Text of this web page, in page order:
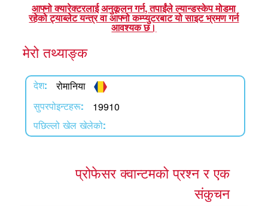
सुपरबुक बाइबल एप
आफ्नो क्यारेक्टरलाई अनुकूलन गर्न, तपाईंले ल्यान्डस्केप मोडमा
रहेको ट्याब्लेट यन्त्र वा आफ्नो कम्प्युटरबाट यो साइट भ्रमण गर्न
आवश्यक छ।
मेरो तथ्याङ्क
देश: रोमानिया
सुपरपोइन्टहरू: 19910
पछिल्लो खेल खेलेको:
प्रोफेसर क्वान्टमको प्रश्न र एक
संकुचन